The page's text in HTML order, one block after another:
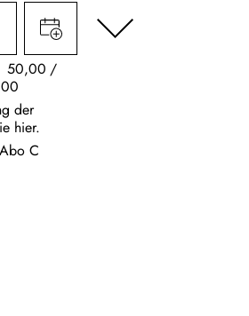
50,00
der
hier.
C